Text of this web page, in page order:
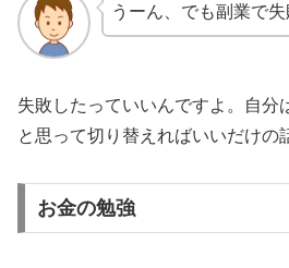
うーん、でも副業で
失敗したっていいんですよ。自分
と思って切り替えればいいだけの
お金の勉強